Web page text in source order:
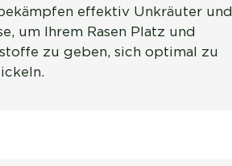
effektiv Unkräuter und
um Ihrem Rasen Platz und
zu geben, sich optimal zu